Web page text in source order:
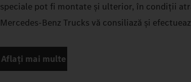
speciale pot fi montate și ulterior, în condiții
Mercedes‑Benz Trucks vă consiliază și
Aflați mai multe